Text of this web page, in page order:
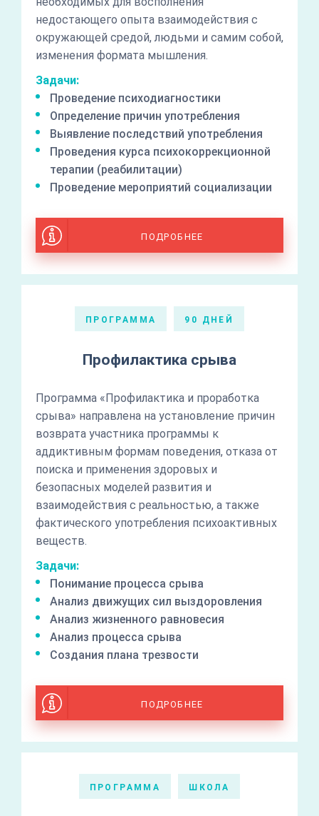
недостающего опыта взаимодействия с
окружающей средой, людьми и самим собой,
изменения формата мышления.
Задачи:
Проведение психодиагностики
Определение причин употребления
Выявление последствий употребления
Проведения курса психокоррекционной
терапии (реабилитации)
Проведение мероприятий социализации
ПОДРОБНЕЕ
ПРОГРАММА 90 ДНЕЙ
Профилактика срыва
Программа «Профилактика и проработка
срыва» направлена на установление причин
возврата участника программы к
аддиктивным формам поведения, отказа от
поиска и применения здоровых и
безопасных моделей развития и
взаимодействия с реальностью, а также
фактического употребления психоактивных
веществ.
Задачи:
Понимание процесса срыва
Анализ движущих сил выздоровления
Анализ жизненного равновесия
Анализ процесса срыва
Создания плана трезвости
ПОДРОБНЕЕ
ПРОГРАММА ШКОЛА